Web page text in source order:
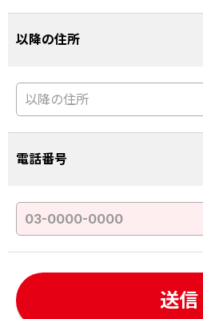
以降の住所
電話番号